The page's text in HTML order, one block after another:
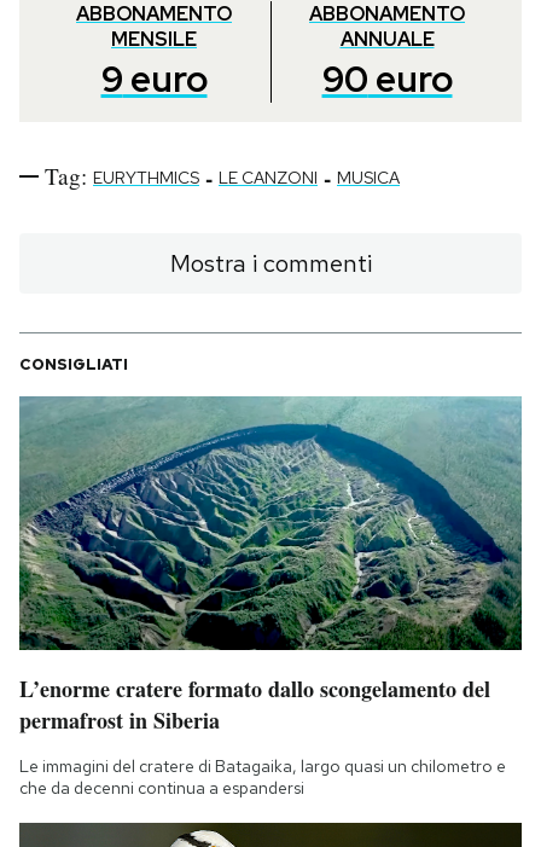
ABBONAMENTO
MENSILE
9 euro
ABBONAMENTO
ANNUALE
90 euro
Tag: EURYTHMICS - LE CANZONI - MUSICA
Mostra i commenti
CONSIGLIATI
L’enorme cratere formato dallo scongelamento del
permafrost in Siberia
Le immagini del cratere di Batagaika, largo quasi un chilometro e
che da decenni continua a espandersi